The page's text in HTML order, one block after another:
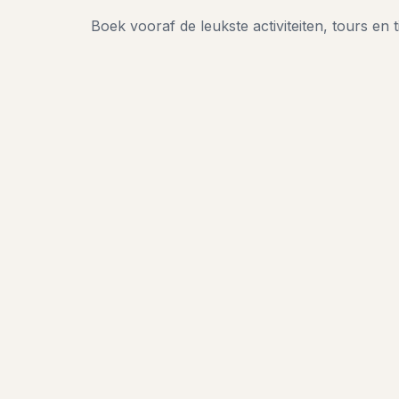
Boek vooraf de leukste activiteiten, tours en